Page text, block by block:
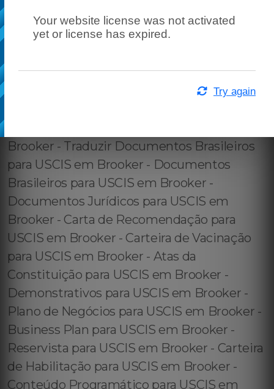
Your website license was not activated
yet or license has expired.
Try again